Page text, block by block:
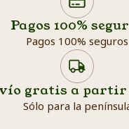
Pagos 100%
Pagos 100% seguros
gratis a partir
Sólo para la